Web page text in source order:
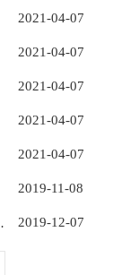
2021-04-07
2021-04-07
2021-04-07
2021-04-07
2021-04-07
2019-11-08
2019-12-07